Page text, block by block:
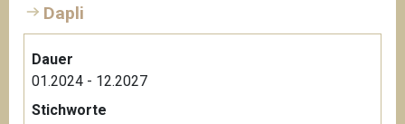
Dapli
Dauer
01.2024 - 12.2027
Stichworte